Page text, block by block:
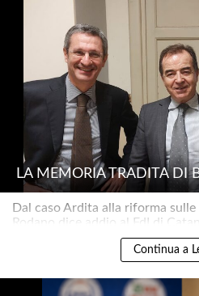
LA MEMORIA TRADITA DI
Dal caso Ardita alla riforma
Rodano dice addio al FdI di
Continua a